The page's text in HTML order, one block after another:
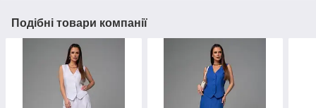
Подібні товари компанії